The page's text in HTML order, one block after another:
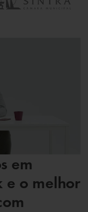
em
e o melhor